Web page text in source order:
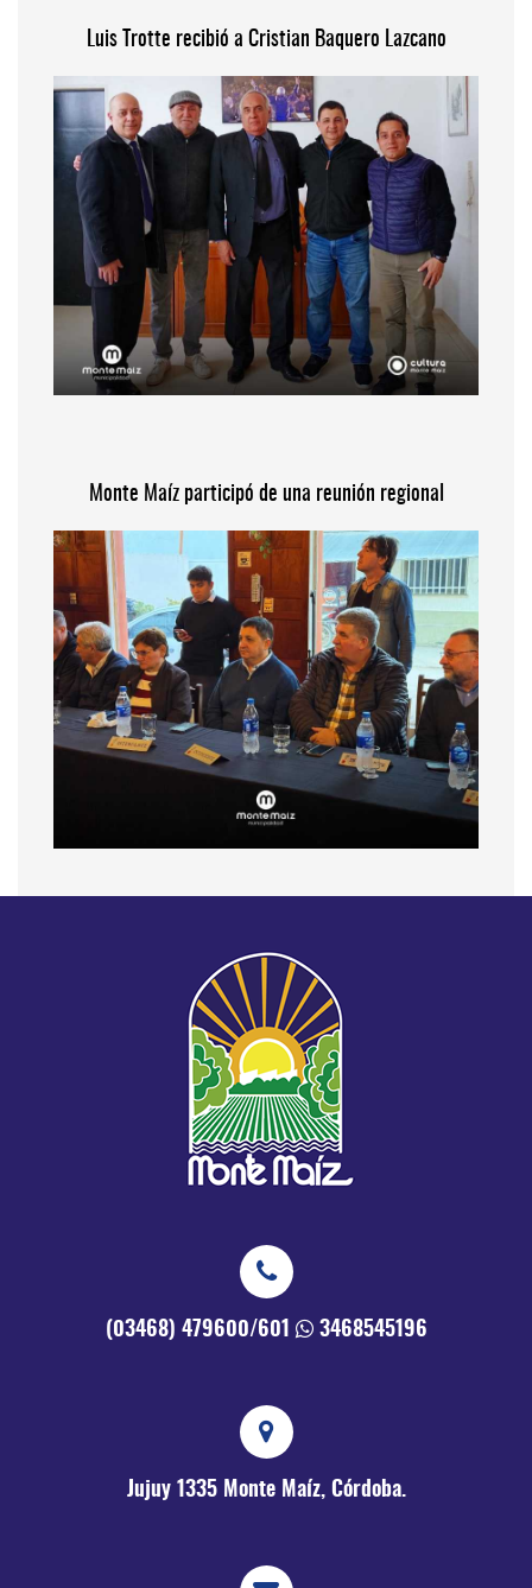
Luis Trotte recibió a Cristian Baquero Lazcano
Monte Maíz participó de una reunión regional
(03468) 479600/601 3468545196
Jujuy 1335 Monte Maíz, Córdoba.